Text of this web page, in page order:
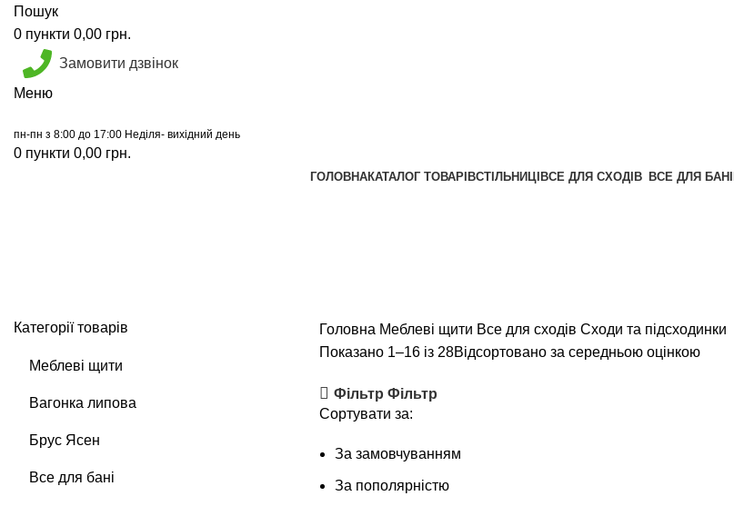
Пошук
0 пункти 0,00 грн.
Замовити дзвінок
Меню
пн-пн з 8:00 до 17:00 Неділя- вихідний день
0 пункти 0,00 грн.
ГОЛОВНАКАТАЛОГ ТОВАРІВСТІЛЬНИЦІ ВСЕ ДЛЯ СХОДІВ ВСЕ ДЛЯ БАНІ
Категорії товарів
Меблеві щити
Вагонка липова
Брус Ясен
Все для бані
Головна Меблеві щити Все для сходів Сходи та підсходинки
Показано 1–16 із 28Відсортовано за середньою оцінкою
Фільтр Фільтр
Сортувати за:
За замовчуванням
За пополярністю